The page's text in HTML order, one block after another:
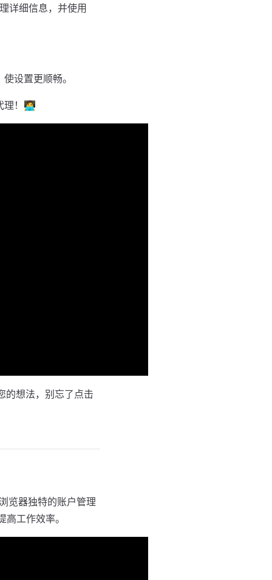
详细信息，并使用
设置更顺畅。
！🧑‍💻
的想法，别忘了点击
览器独特的账户管理
工作效率。